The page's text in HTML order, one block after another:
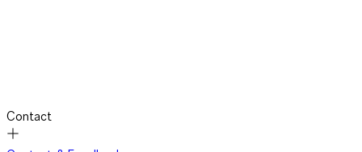
Contact